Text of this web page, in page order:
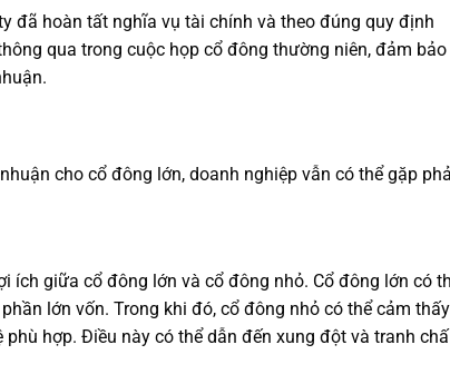
đã hoàn tất nghĩa vụ tài chính và theo đúng quy định
qua trong cuộc họp cổ đông thường niên, đảm bảo
cho cổ đông lớn, doanh nghiệp vẫn có thể gặp
ích giữa cổ đông lớn và cổ đông nhỏ. Cổ đông lớn có
lớn vốn. Trong khi đó, cổ đông nhỏ có thể cảm thấy
hợp. Điều này có thể dẫn đến xung đột và tranh